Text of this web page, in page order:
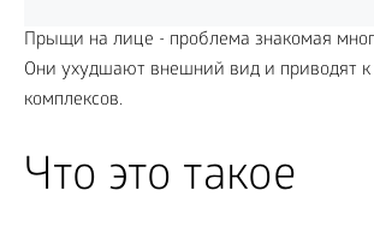
Прыщи на лице - проблема знакомая
Они ухудшают внешний вид и приводят
комплексов.
Что это такое